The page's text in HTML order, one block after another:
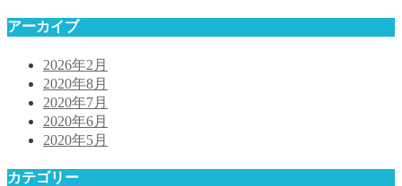
アーカイブ
2026年2月
2020年8月
2020年7月
2020年6月
2020年5月
カテゴリー